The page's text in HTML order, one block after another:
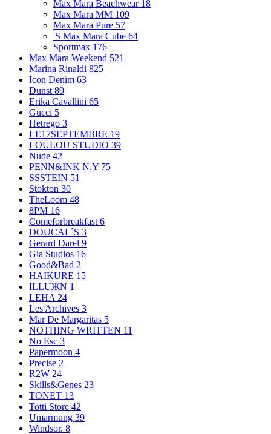
Max Mara Beachwear 18
Max Mara MM 109
Max Mara Pure 57
'S Max Mara Cube 64
Sportmax 176
Max Mara Weekend 521
Marina Rinaldi 825
Icon Denim 63
Dunst 89
Erika Cavallini 65
Gucci 5
Hetrego 3
LE17SEPTEMBRE 19
LOULOU STUDIO 39
Nude 42
PENN&INK N.Y 75
SSSTEIN 51
Stokton 30
TheLoom 48
8PM 16
Comeforbreakfast 6
DOUCAL`S 3
Gerard Darel 9
Gia Studios 16
Good&Bad 2
HAIKURE 15
ILLUЖN 1
LEHA 24
Les Archives 3
Mar De Margaritas 5
NOTHING WRITTEN 11
No Esc 3
Papermoon 4
Precise 2
R2W 24
Skills&Genes 23
TONET 13
Totti Store 42
Umarmung 39
Windsor. 8